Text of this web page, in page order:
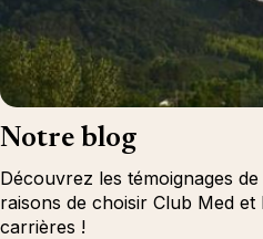
Notre blog
Découvrez les témoignages
raisons de choisir Club Med
carrières !